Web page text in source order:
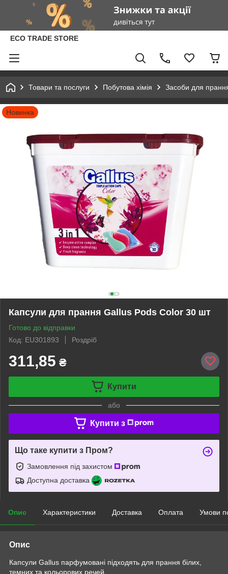
ECO TRADE STORE
Товари та послуги Побутова хімія Засоби для
Новинка
Капсули для прання Gallus Pods Color 30 шт
Готово до відправки
Код: EU301893
Роздріб
311,85 ₴
Купити
або
Купити з
Що таке купити з Пром?
Замовлення під захистом
Доступна доставка
Опис Характеристики Доставка Оплата Умови
Опис
Капсули Gallus парфумовані підходять для прання білих,
темних та кольорових речей.